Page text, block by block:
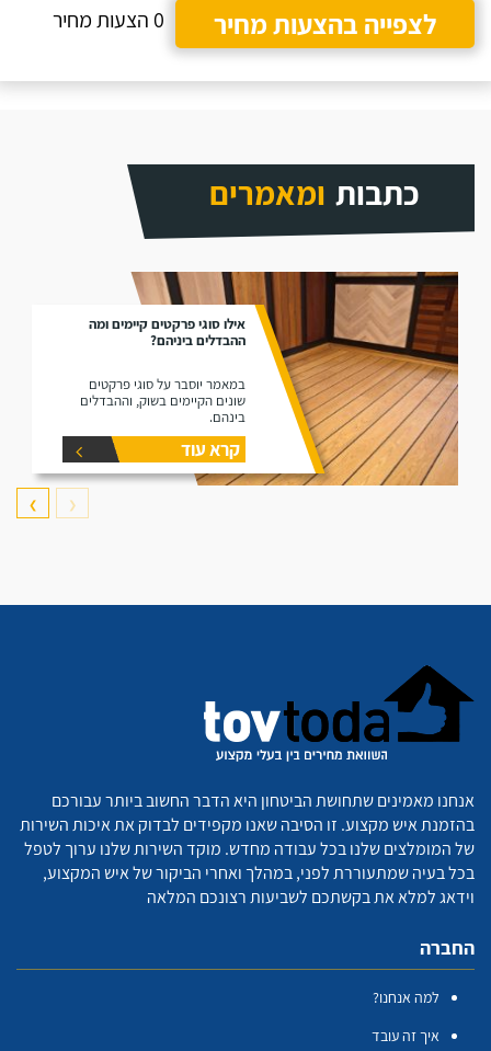
לצפייה בהצעות מחיר
0 הצעות מחיר
כתבות ומאמרים
אילו סוגי פרקטים קיימים ומה
ההבדלים ביניהם?
במאמר יוסבר על סוגי פרקטים
שונים הקיימים בשוק, וההבדלים
בינהם.
קרא עוד
❮
❯
אנחנו מאמינים שתחושת הביטחון היא הדבר החשוב ביותר עבורכם
בהזמנת איש מקצוע. זו הסיבה שאנו מקפידים לבדוק את איכות השירות
של המומלצים שלנו בכל עבודה מחדש. מוקד השירות שלנו ערוך לטפל
בכל בעיה שמתעוררת לפני, במהלך ואחרי הביקור של איש המקצוע,
וידאג למלא את בקשתכם לשביעות רצונכם המלאה
החברה
למה אנחנו?
איך זה עובד